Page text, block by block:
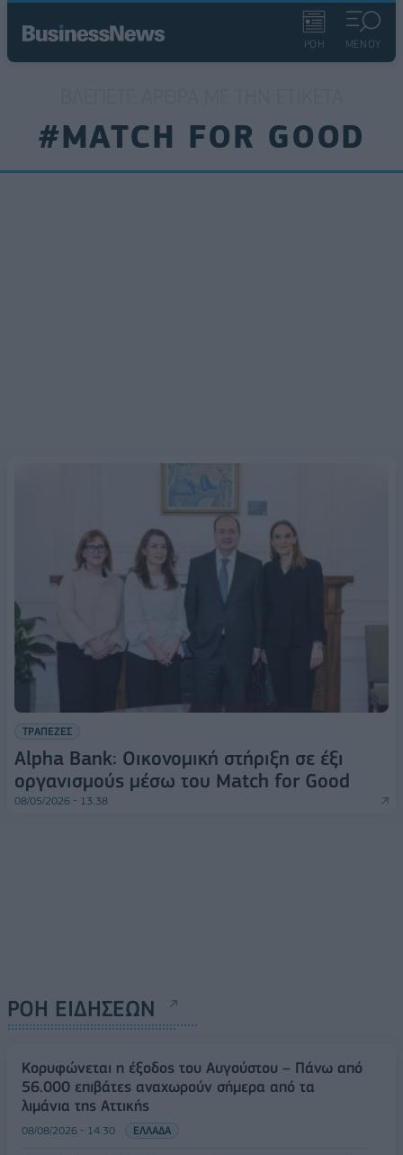
ΡΟΗ ΜΕΝΟΥ
#MATCH FOR GOOD
ΤΡΑΠΕΖΕΣ
Alpha Bank: Οικονομική στήριξη σε έξι
οργανισμούς μέσω του Match for Good
08/05/2026 - 13:38
ΡΟΗ ΕΙΔΗΣΕΩΝ
Κορυφώνεται η έξοδος του Αυγούστου – Πάνω από
56.000 επιβάτες αναχωρούν σήμερα από τα
λιμάνια της Αττικής
08/08/2026 - 14:30 ΕΛΛΑΔΑ